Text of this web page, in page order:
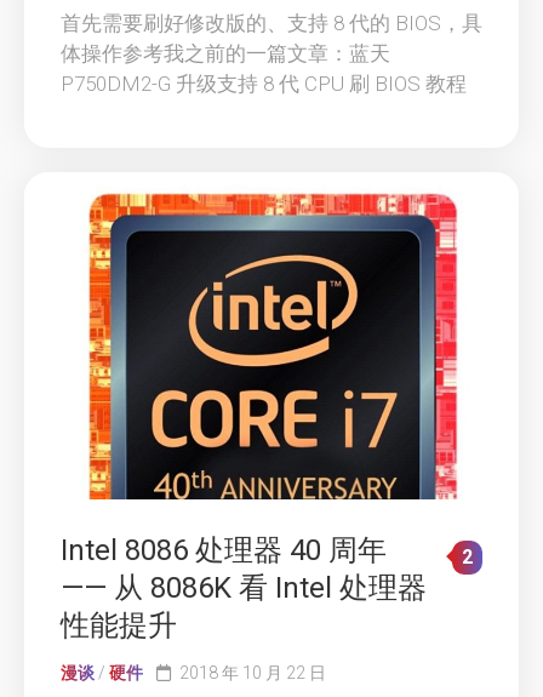
首先需要刷好修改版的、支持 8 代的 BIOS，具
体操作参考我之前的一篇文章：蓝天
P750DM2-G 升级支持 8 代 CPU 刷 BIOS 教程
Intel 8086 处理器 40 周年
—— 从 8086K 看 Intel 处理器
性能提升
2
漫谈 / 硬件 2018 年 10 月 22 日